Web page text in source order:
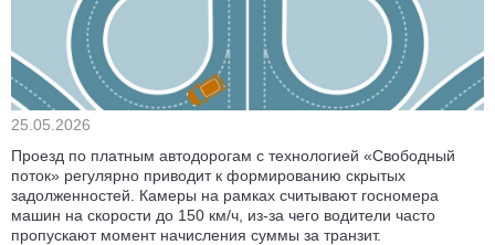
25.05.2026
Проезд по платным автодорогам с технологией «Свободный
поток» регулярно приводит к формированию скрытых
задолженностей. Камеры на рамках считывают госномера
машин на скорости до 150 км/ч, из-за чего водители часто
пропускают момент начисления суммы за транзит.